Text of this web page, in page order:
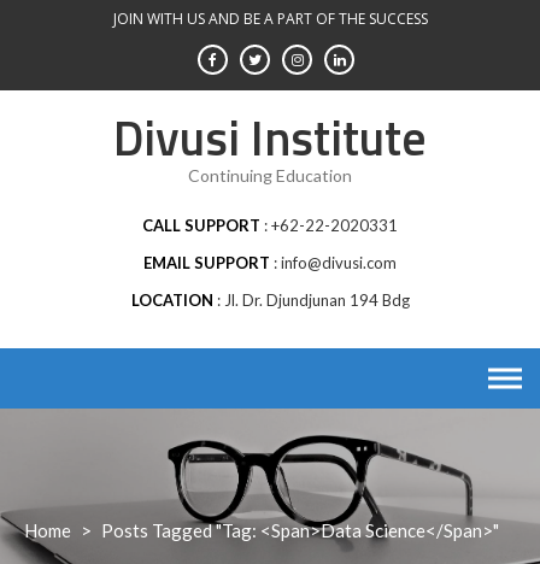
JOIN WITH US AND BE A PART OF THE SUCCESS
Divusi Institute
Continuing Education
CALL SUPPORT
+62-22-2020331
EMAIL SUPPORT
info@divusi.com
LOCATION
Jl. Dr. Djundjunan 194 Bdg
Home > Posts Tagged "Tag: <span>data Science</span>"